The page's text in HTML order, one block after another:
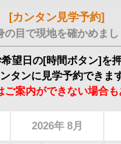
[カンタン見学予約]
の目で現地を確かめま
望日の[時間ボタン]を
タンに見学予約できま
ご案内ができない場合も
2026年 8月